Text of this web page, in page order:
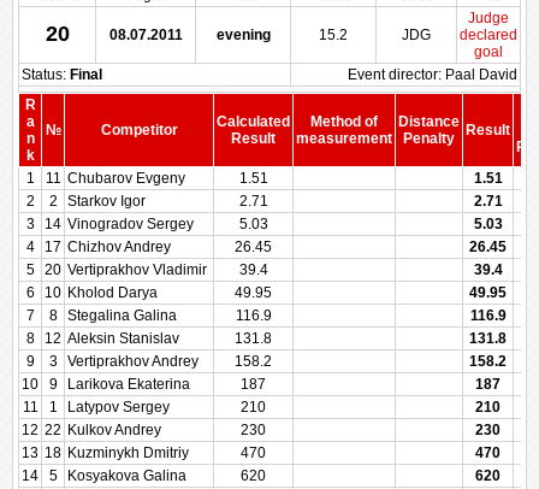
20 08.07.2011 evening 15.2 JDG
Judge
declared
goal
Status: Final
Event director: Paal David
R
a
n
k
№ Competitor
Calculated
Result
Method of
measurement
Distance
Penalty
Result
1
11 Chubarov Evgeny 1.51
1.51
2
2 Starkov Igor 2.71
2.71
3
14 Vinogradov Sergey 5.03
5.03
4
17 Chizhov Andrey 26.45
26.45
5
20 Vertiprakhov Vladimir 39.4
39.4
6
10 Kholod Darya 49.95
49.95
7
8 Stegalina Galina 116.9
116.9
8
12 Aleksin Stanislav 131.8
131.8
9
3 Vertiprakhov Andrey 158.2
158.2
10
9 Larikova Ekaterina 187
187
11
1 Latypov Sergey 210
210
12 22 Kulkov Andrey 230
230
13 18 Kuzminykh Dmitriy 470
470
14
5 Kosyakova Galina 620
620